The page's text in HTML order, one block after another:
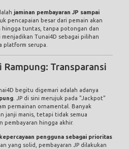
jaminan pembayaran JP sampai
pencapaian besar dari pemain akan
hingga tuntas, tanpa potongan dan
Tunai4D sebagai pilihan
platform serupa.
Rampung: Transparansi
begitu digemari adalah adanya
. JP di sini merujuk pada "Jackpot"
permainan ornamental. Banyak
janji manis, tetapi tidak semua
pembayaran hingga akhir.
kepercayaan pengguna sebagai prioritas
yang solid, pembayaran JP dilakukan